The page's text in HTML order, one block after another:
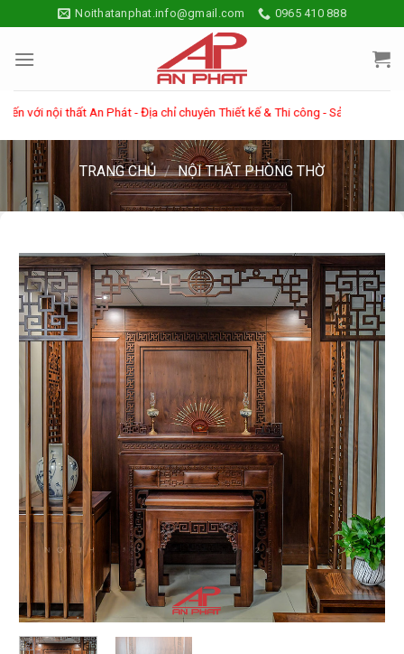
to
content
Noithatanphat.info@gmail.com 0965 410 888
nội thất An Phát - Địa chỉ chuyên Thiết kế & Thi công - Sản xuất các sản
TRANG CHỦ / NỘI THẤT PHÒNG THỜ